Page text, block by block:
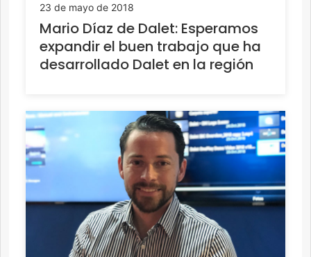
23 de mayo de 2018
Mario Díaz de Dalet: Esperamos
expandir el buen trabajo que ha
desarrollado Dalet en la región